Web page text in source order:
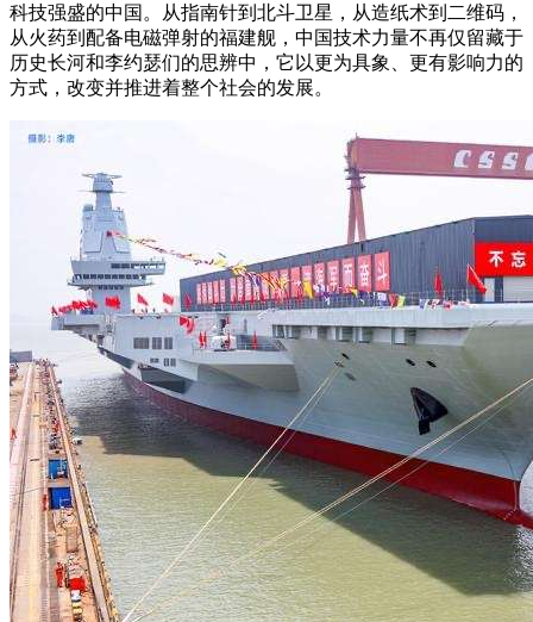
科技强盛的中国。从指南针到北斗卫星，从造纸术到二维码，
从火药到配备电磁弹射的福建舰，中国技术力量不再仅留藏于
历史长河和李约瑟们的思辨中，它以更为具象、更有影响力的
方式，改变并推进着整个社会的发展。